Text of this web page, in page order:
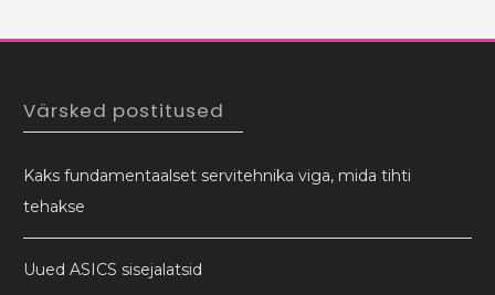
Värsked postitused
Kaks fundamentaalset servitehnika viga, mida tihti
tehakse
Uued ASICS sisejalatsid